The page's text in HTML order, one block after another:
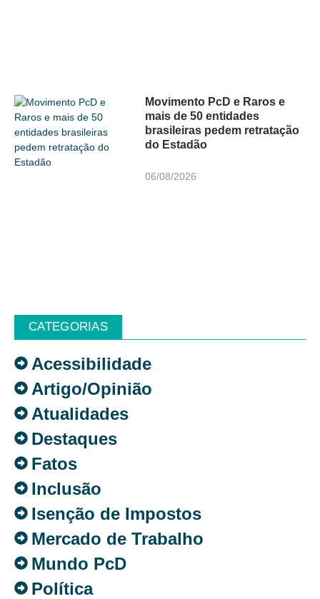
Movimento PcD e Raros e
mais de 50 entidades
brasileiras pedem retratação
do Estadão
06/08/2026
CATEGORIAS
Acessibilidade
Artigo/Opinião
Atualidades
Destaques
Fatos
Inclusão
Isenção de Impostos
Mercado de Trabalho
Mundo PcD
Política